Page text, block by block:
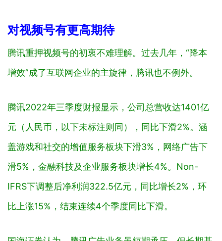
对视频号有更高期待
腾讯重押视频号的初衷不难理解。过去几年，“降本
增效”成了互联网企业的主旋律，腾讯也不例外。
腾讯2022年三季度财报显示，公司总营收达1401亿
元（ 人民币，以下未标注则同 ），同比下滑2%。涵
盖游戏和社交的增值服务板块下滑3%，网络广告下
滑5%，金融科技及企业服务板块增长4%。Non-
IFRS下调整后净利润322.5亿元，同比增长2%，环
比上涨15%，结束连续4个季度同比下滑。